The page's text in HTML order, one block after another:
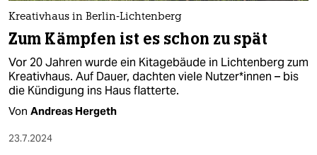
Kreativhaus in Berlin-Lichtenberg
Zum Kämpfen ist es schon zu spät
Vor 20 Jahren wurde ein Kitagebäude in Lichtenberg zum
Kreativhaus. Auf Dauer, dachten viele Nut­ze­r*in­nen – bis
die Kündigung ins Haus flatterte.
Von Andreas Hergeth
23.7.2024